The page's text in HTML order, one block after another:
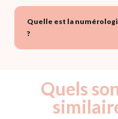
Quelle est la
?
Quels